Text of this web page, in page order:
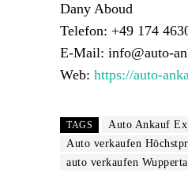
Dany Aboud
Telefon: +49 174
E-Mail: info@auto-
Web: https://auto-
TAGS Auto Ankauf
Auto verkaufen
auto verkaufen